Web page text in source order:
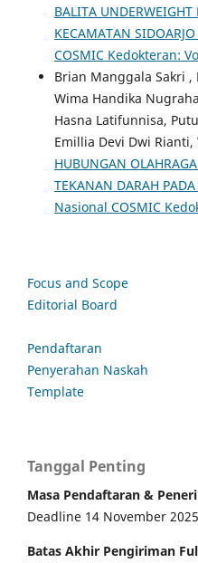
BALITA
KECAMATAN SIDOARJO
COSMIC Kedokteran:
Brian Manggala Sakri
Wima Handika
Hasna Latifunnisa,
Emillia Devi Dwi
HUBUNGAN
TEKANAN DARAH
Nasional COSMIC
Focus and Scope
Editorial Board
Pendaftaran
Penyerahan Naskah
Template
Tanggal Penting
Masa Pendaftaran &
Deadline 14 November 2025
Batas Akhir Pengiriman